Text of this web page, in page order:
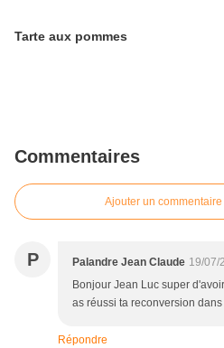
Tarte aux pommes
Commentaires
Ajouter un commentaire
P Palandre Jean Claude 19/07/
Bonjour Jean Luc super
as réussi ta reconversion
Répondre